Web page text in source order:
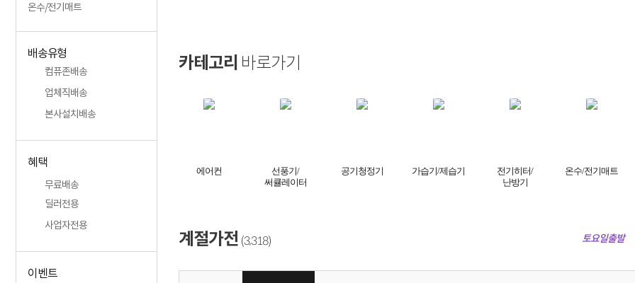
온수/전기매트
배송유형
컴퓨존배송
업체직배송
본사설치배송
혜택
무료배송
딜러전용
사업자전용
이벤트
카테고리 바로가기
에어컨
선풍기/
써큘레이터
공기청정기 가습기/제습기
전기히터/
난방기
온수/전기매트
계절가전 (3,318) 토요일출발